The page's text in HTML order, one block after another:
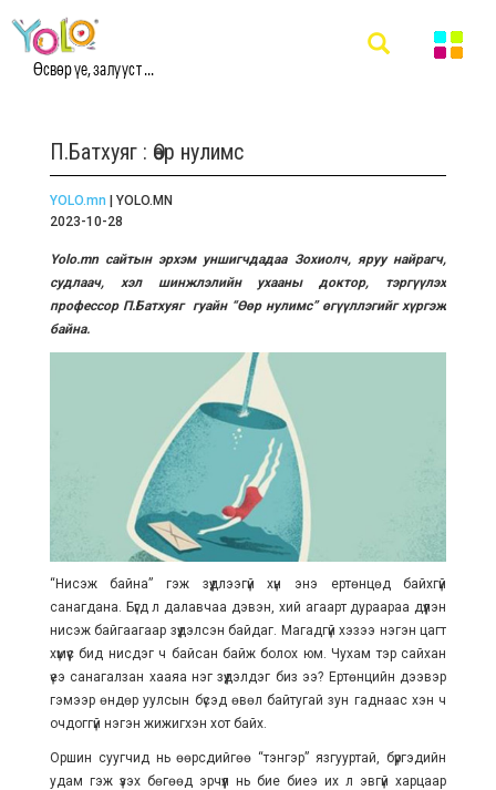
Өсвөр үе, залууст ...
П.Батхуяг : Өөр нулимс
YOLO.mn | YOLO.MN
2023-10-28
Yolo.mn сайтын эрхэм уншигчдадаа Зохиолч, яруу найрагч,
судлаач, хэл шинжлэлийн ухааны доктор, тэргүүлэх
профессор П.Батхуяг гуайн “Өөр нулимс” өгүүллэгийг хүргэж
байна.
“Нисэж байна” гэж зүүдлээгүй хүн энэ ертөнцөд байхгүй
санагдана. Бүгд л далавчаа дэвэн, хий агаарт дураараа дүүлэн
нисэж байгаагаар зүүдэлсэн байдаг. Магадгүй хэзээ нэгэн цагт
хүмүүс бид нисдэг ч байсан байж болох юм. Чухам тэр сайхан
үеэ санагалзан хааяа нэг зүүдэлдэг биз ээ? Ертөнцийн дээвэр
гэмээр өндөр уулсын бүсэд өвөл байтугай зун гаднаас хэн ч
очдоггүй нэгэн жижигхэн хот байх.
Оршин суугчид нь өөрсдийгөө “тэнгэр” язгууртай, бүргэдийн
удам гэж үзэх бөгөөд эрчүүл нь бие биеэ их л эвгүй харцаар